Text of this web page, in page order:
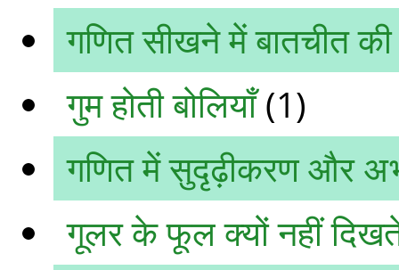
गणित सीखने में बातचीत
गुम होती बोलियाँ(1)
गणित में सुदृढ़ीकरण और
गूलर के फूल क्यों नहीं